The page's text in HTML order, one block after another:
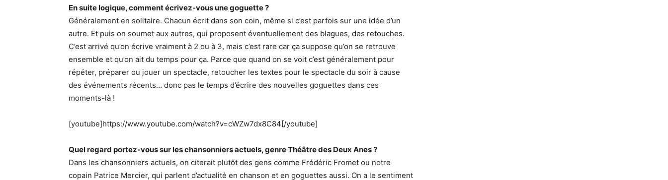
En suite logique, comment écrivez-vous une goguette ?
Généralement en solitaire. Chacun écrit dans son coin, même si c’est parfois sur une idée d’un
autre. Et puis on soumet aux autres, qui proposent éventuellement des blagues, des retouches.
C’est arrivé qu’on écrive vraiment à 2 ou à 3, mais c’est rare car ça suppose qu’on se retrouve
ensemble et qu’on ait du temps pour ça. Parce que quand on se voit c’est généralement pour
répéter, préparer ou jouer un spectacle, retoucher les textes pour le spectacle du soir à cause
des événements récents… donc pas le temps d’écrire des nouvelles goguettes dans ces
moments-là !
[youtube]https://www.youtube.com/watch?v=cWZw7dx8C84[/youtube]
Quel regard portez-vous sur les chansonniers actuels, genre Théâtre des Deux Anes ?
Dans les chansonniers actuels, on citerait plutôt des gens comme Frédéric Fromet ou notre
copain Patrice Mercier, qui parlent d’actualité en chanson et en goguettes aussi. On a le sentiment